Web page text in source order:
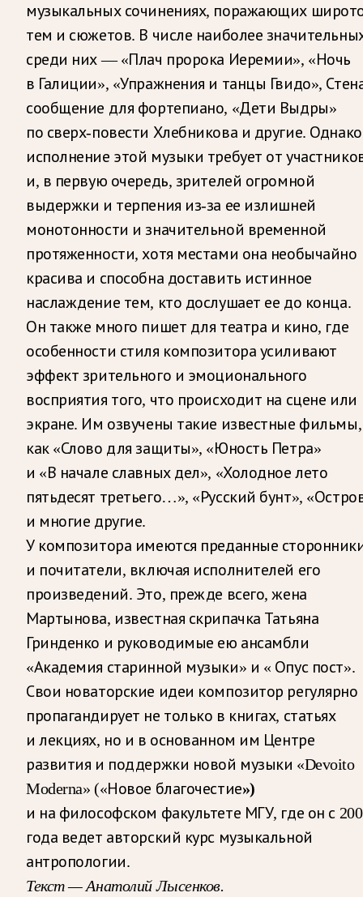
музыкальных сочинениях, поражающих
тем и сюжетов. В числе наиболее
среди них — «Плач пророка Иеремии», «Ночь
в Галиции», «Упражнения и танцы Гвидо»,
сообщение для фортепиано, «Дети Выдры»
по сверх-повести Хлебникова и другие. Однако
исполнение этой музыки требует от
и, в первую очередь, зрителей огромной
выдержки и терпения из-за ее излишней
монотонности и значительной временной
протяженности, хотя местами она необычайно
красива и способна доставить истинное
наслаждение тем, кто дослушает ее до конца.
Он также много пишет для театра и кино, где
особенности стиля композитора усиливают
эффект зрительного и эмоционального
восприятия того, что происходит на сцене или
экране. Им озвучены такие известные фильмы,
как «Слово для защиты», «Юность Петра»
и «В начале славных дел», «Холодное лето
пятьдесят третьего…», «Русский бунт»,
и многие другие.
У композитора имеются преданные
и почитатели, включая исполнителей его
произведений. Это, прежде всего, жена
Мартынова, известная скрипачка Татьяна
Гринденко и руководимые ею ансамбли
«Академия старинной музыки» и « Опус пост».
Свои новаторские идеи композитор регулярно
пропагандирует не только в книгах, статьях
и лекциях, но и в основанном им Центре
развития и поддержки новой музыки «Devoito
Moderna» («Новое благочестие»)
и на философском факультете МГУ, где он с
года ведет авторский курс музыкальной
антропологии.
Текст — Анатолий Лысенков.